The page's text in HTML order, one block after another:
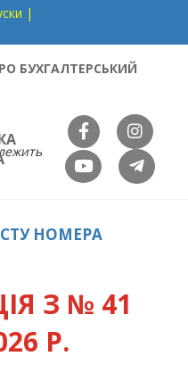
|
БУХГАЛТЕРСЬКИЙ
НОМЕРА
З № 41
Р.